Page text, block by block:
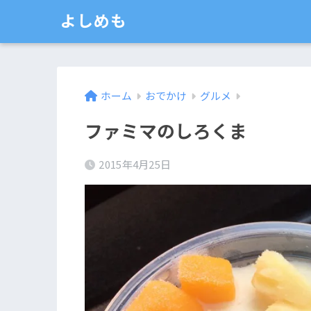
よしめも
ホーム おでかけ グルメ
ファミマのしろくま
2015年4月25日